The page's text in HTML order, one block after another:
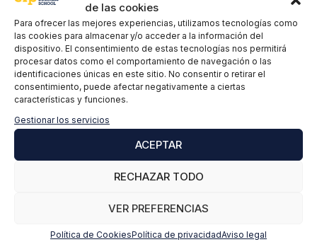
de las cookies
Para ofrecer las mejores experiencias, utilizamos tecnologías como
las cookies para almacenar y/o acceder a la información del
dispositivo. El consentimiento de estas tecnologías nos permitirá
procesar datos como el comportamiento de navegación o las
identificaciones únicas en este sitio. No consentir o retirar el
consentimiento, puede afectar negativamente a ciertas
características y funciones.
Gestionar los servicios
ACEPTAR
RECHAZAR TODO
VER PREFERENCIAS
Política de CookiesPolítica de privacidadAviso legal
Clases 100% online en español
Título americano reconocido y apostillado
por el Ministerio de Educación de España